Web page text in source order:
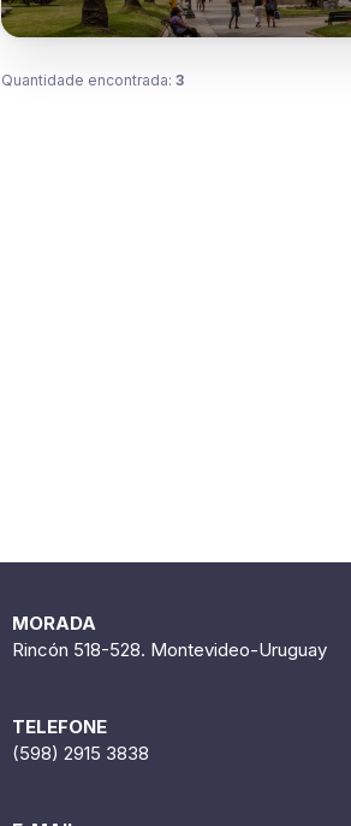
Quantidade encontrada: 3
MORADA
Rincón 518-528. Montevideo-Uruguay
TELEFONE
(598) 2915 3838